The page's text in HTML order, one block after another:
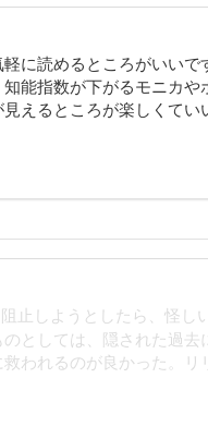
に読めるところがいいで
能指数が下がるモニカや
えるところが楽しくてい
止しようとしたら、怪し
としては、隠された過去
われるのが良かった。リ